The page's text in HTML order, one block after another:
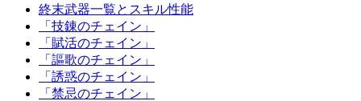
終末武器一覧とスキル性能
「技錬のチェイン」
「賦活のチェイン」
「謳歌のチェイン」
「誘惑のチェイン」
「禁忌のチェイン」